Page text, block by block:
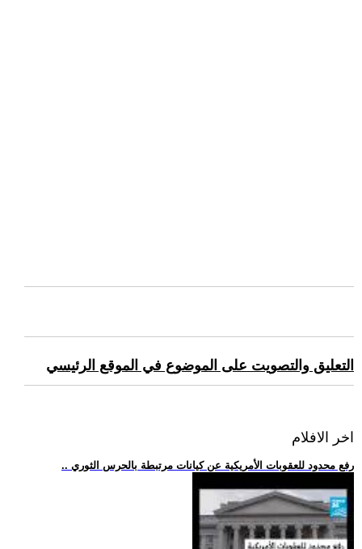
التعليق والتصويت على الموضوع في الموقع الرئيسي
اخر الافلام
.. رفع محدود للعقوبات الأمريكية عن كيانات مرتبطة بالحرس الثوري